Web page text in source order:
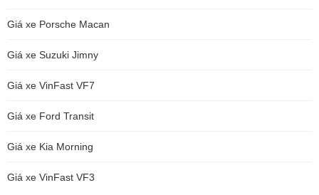
Giá xe Porsche Macan
Giá xe Suzuki Jimny
Giá xe VinFast VF7
Giá xe Ford Transit
Giá xe Kia Morning
Giá xe VinFast VF3